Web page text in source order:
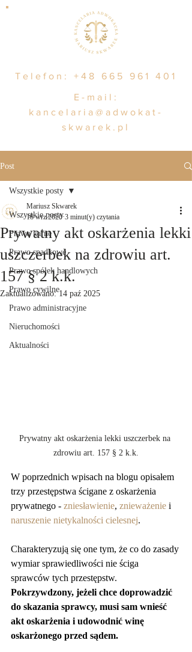
Telefon: +48 665 961 401
E-mail:
kancelaria@adwokat-
skwarek.pl
Post
Wszystkie posty
Prawo karne
Prawo spadkowe
Prawo spółek handlowych
Prawo cywilne
Prawo administracyjne
Nieruchomości
Aktualności
Wszystkie posty
Prywatny akt oskarżenia lekki
uszczerbek na zdrowiu art.
157 § 2 k.k.
Mariusz Skwarek
18 wrz 2020 3 minut(y) czytania
Zaktualizowano:14 paź 2025
Prywatny akt oskarżenia lekki uszczerbek na
zdrowiu art. 157 § 2 k.k.
W poprzednich wpisach na blogu opisałem
trzy przestępstwa ścigane z oskarżenia
prywatnego - zniesławienie, znieważenie i
naruszenie nietykalności cielesnej.
Charakteryzują się one tym, że co do zasady
wymiar sprawiedliwości nie ściga
sprawców tych przestępstw.
Pokrzywdzony, jeżeli chce doprowadzić
do skazania sprawcy, musi sam wnieść
akt oskarżenia i udowodnić winę
oskarżonego przed sądem.